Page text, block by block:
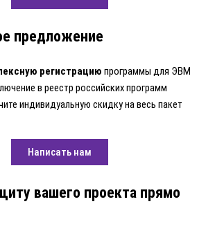
предложение
регистрацию программы для ЭВМ
в реестр российских программ
индивидуальную скидку на весь пакет
Написать нам
вашего проекта прямо